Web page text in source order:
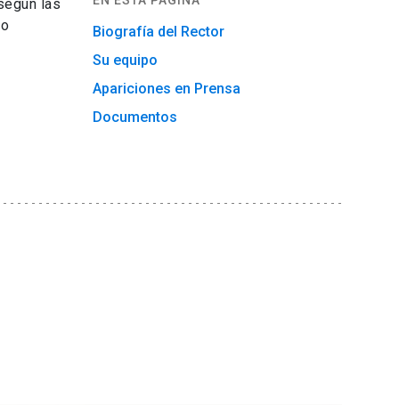
las
Biografía del Rector
Su equipo
Apariciones en Prensa
Documentos